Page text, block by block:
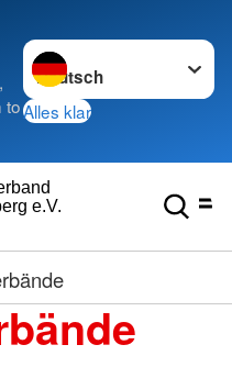
to
Sprache wechseln zu
Alles klar
e.V.